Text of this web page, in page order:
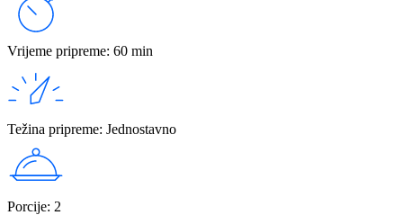
Vrijeme pripreme: 60 min
Težina pripreme: Jednostavno
Porcije: 2